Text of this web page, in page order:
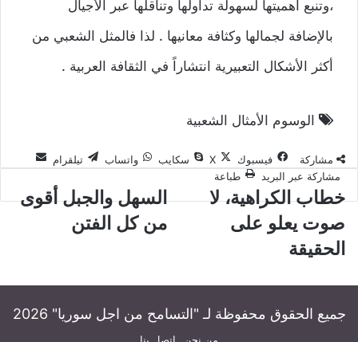
،وتنبع أهميتها لسهولة تداولها وتناقلها عبر الأجيال
بالإضافة لجمالها وكثافة معانيها . لذا فالمثل الشعبي من
أكثر الأشكال التعبيرية انتشاراً في الثقافة العربية .
الوسوم الأمثال الشعبية
مشاركة فيسبوك ‫X سكايب واتساب
تيلقرام
مشاركة عبر البريد
طباعة
خطاب
لا
صوت
يعلو
خطاب الكراهية، لا
صوت يعلو على
الحقيقة
السهل
والجبل
أقوى
السهل والجبل أقوى
من كل الفتن
جميع الحقوق محفوظة لـ "التسامح من اجل سوريا" 2026